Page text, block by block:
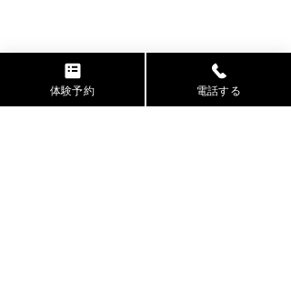
体験予約 電話する